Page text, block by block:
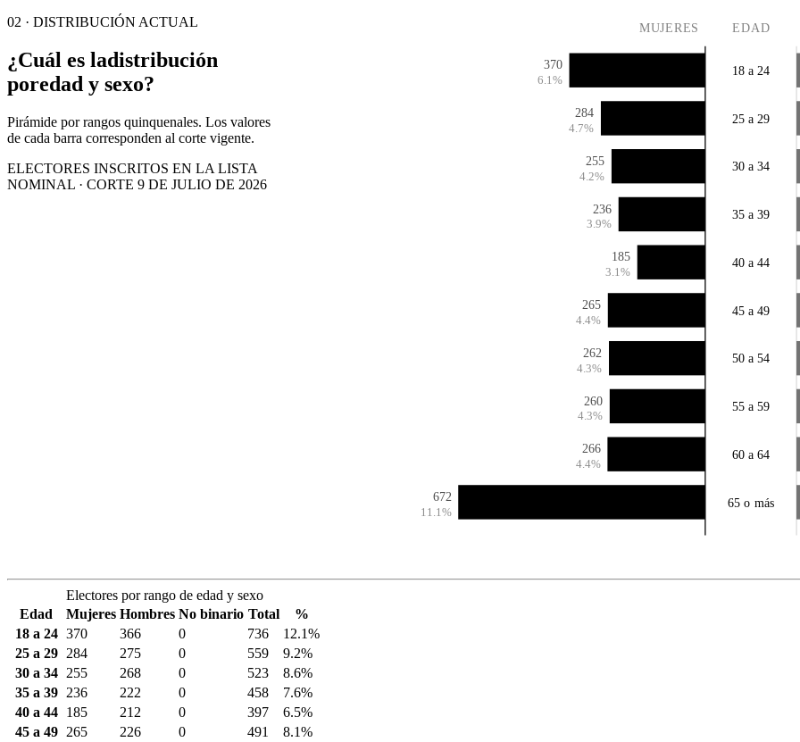
02 · DISTRIBUCIÓN ACTUAL
¿Cuál es ladistribución
poredad y sexo?
Pirámide por rangos quinquenales. Los valores
de cada barra corresponden al corte vigente.
ELECTORES INSCRITOS EN LA LISTA
NOMINAL · CORTE 9 DE JULIO DE 2026
MUJERES EDAD
370
6.1%
18 a 24
284
4.7%
25 a 29
255
4.2%
30 a 34
236
3.9%
35 a 39
185
3.1%
40 a 44
265
4.4%
45 a 49
262
4.3%
50 a 54
260
4.3%
55 a 59
266
4.4%
60 a 64
672
11.1%
65 o más
Electores por rango de edad y sexo
Edad
Mujeres Hombres No binario Total
%
18 a 24 370 366 0 736
12.1%
25 a 29
284 275 0 559
9.2%
30 a 34
255 268 0 523
8.6%
35 a 39
236 222 0 458
7.6%
40 a 44
185 212 0 397
6.5%
45 a 49
265 226 0 491
8.1%